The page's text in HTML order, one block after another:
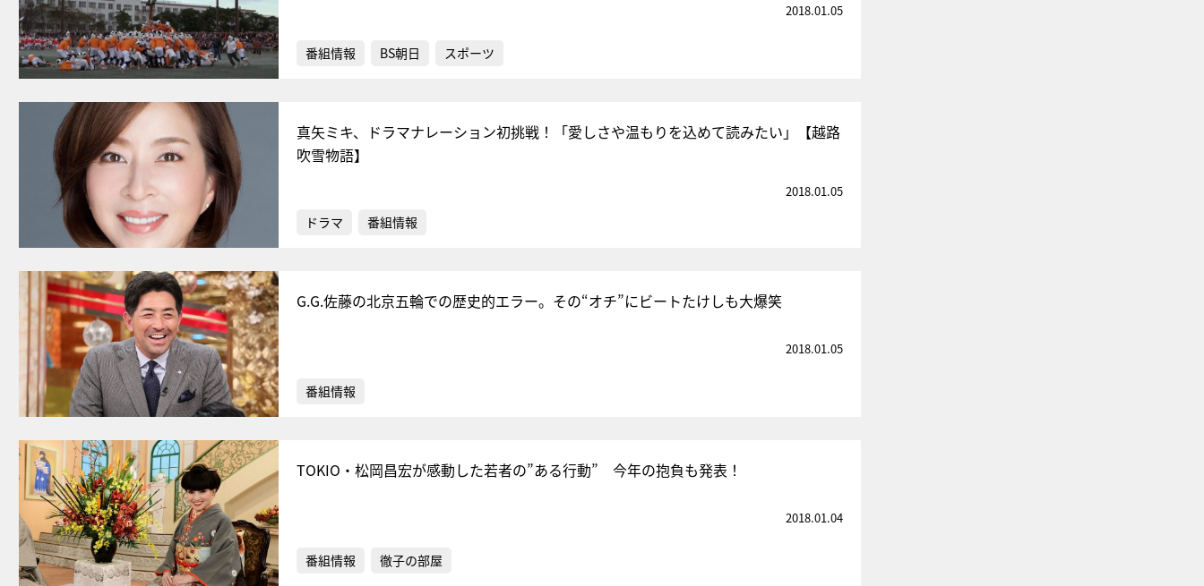
2018.01.05
番組情報 BS朝日 スポーツ
真矢ミキ、ドラマナレーション初挑戦！「愛しさや温もりを込めて読みたい」【越路
吹雪物語】
2018.01.05
ドラマ 番組情報
G.G.佐藤の北京五輪での歴史的エラー。その“オチ”にビートたけしも大爆笑
2018.01.05
番組情報
TOKIO・松岡昌宏が感動した若者の”ある行動” 今年の抱負も発表！
2018.01.04
番組情報 徹子の部屋